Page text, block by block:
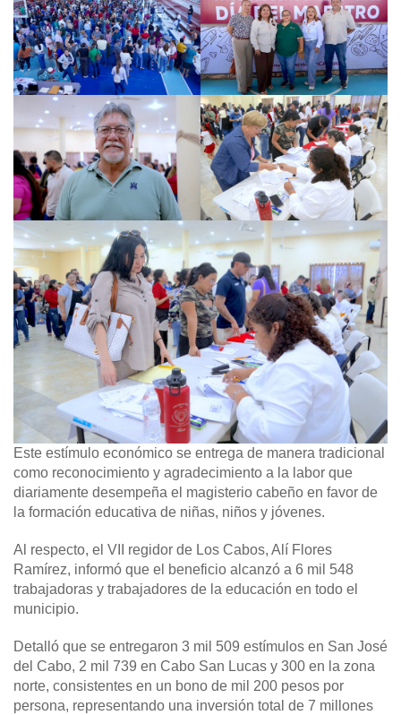
Este estímulo económico se entrega de manera tradicional
como reconocimiento y agradecimiento a la labor que
diariamente desempeña el magisterio cabeño en favor de
la formación educativa de niñas, niños y jóvenes.
Al respecto, el VII regidor de Los Cabos, Alí Flores
Ramírez, informó que el beneficio alcanzó a 6 mil 548
trabajadoras y trabajadores de la educación en todo el
municipio.
Detalló que se entregaron 3 mil 509 estímulos en San José
del Cabo, 2 mil 739 en Cabo San Lucas y 300 en la zona
norte, consistentes en un bono de mil 200 pesos por
persona, representando una inversión total de 7 millones